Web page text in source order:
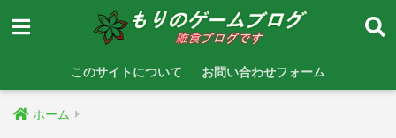
このサイトについて お問い合わせフォーム
ホーム